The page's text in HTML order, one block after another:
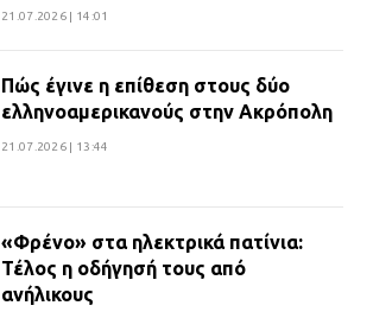
21.07.2026 | 14:01
Πώς έγινε η επίθεση στους δύο
ελληνοαμερικανούς στην Ακρόπολη
21.07.2026 | 13:44
«Φρένο» στα ηλεκτρικά πατίνια:
Τέλος η οδήγησή τους από
ανήλικους